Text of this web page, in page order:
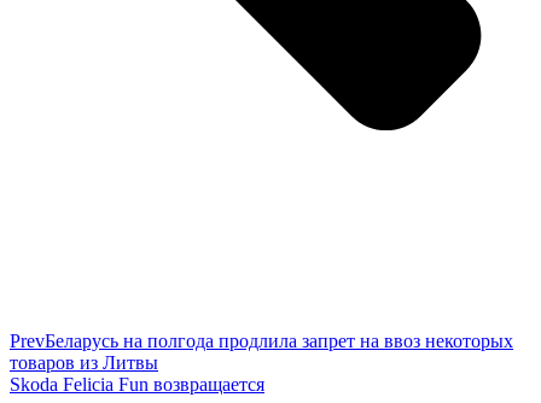
PrevБеларусь на полгода продлила запрет на ввоз некоторых
товаров из Литвы
Skoda Felicia Fun возвращается